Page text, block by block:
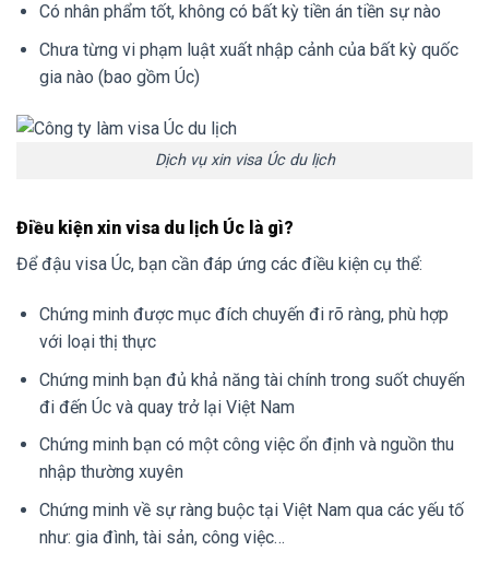
Có nhân phẩm tốt, không có bất kỳ tiền án tiền sự nào
Chưa từng vi phạm luật xuất nhập cảnh của bất kỳ quốc
gia nào (bao gồm Úc)
Dịch vụ xin visa Úc du lịch
Điều kiện xin visa du lịch Úc là gì?
Để đậu visa Úc, bạn cần đáp ứng các điều kiện cụ thể:
Chứng minh được mục đích chuyến đi rõ ràng, phù hợp
với loại thị thực
Chứng minh bạn đủ khả năng tài chính trong suốt chuyến
đi đến Úc và quay trở lại Việt Nam
Chứng minh bạn có một công việc ổn định và nguồn thu
nhập thường xuyên
Chứng minh về sự ràng buộc tại Việt Nam qua các yếu tố
như: gia đình, tài sản, công việc…